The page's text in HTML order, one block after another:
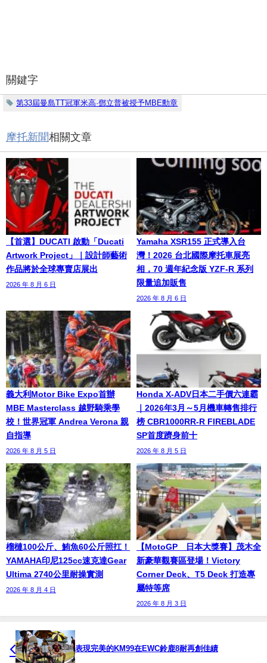
關鍵字
第33屆曼島TT冠軍米高·鄧立普被授予MBE勳章
摩托新聞相關文章
【首選】DUCATI 啟動「Ducati
Artwork Project」｜設計師藝術
作品將於全球專賣店展出
2026 年 8 月 6 日
Yamaha XSR155 正式導入台
灣！2026 台北國際摩托車展亮
相，70 週年紀念版 YZF-R 系列
限量追加販售
2026 年 8 月 6 日
義大利Motor Bike Expo首辦
MBE Masterclass 越野騎乘學
校！世界冠軍 Andrea Verona 親
自指導
2026 年 8 月 5 日
Honda X-ADV日本二手價六連霸
｜2026年3月～5月機車轉售排行
榜 CBR1000RR-R FIREBLADE
SP首度躋身前十
2026 年 8 月 5 日
榴槤100公斤、鮪魚60公斤照扛！
YAMAHA印尼125cc速克達Gear
Ultima 2740公里耐操實測
2026 年 8 月 4 日
【MotoGP™日本大獎賽】茂木全
新豪華觀賽區登場！Victory
Corner Deck、T5 Deck 打造專
屬特等席
2026 年 8 月 3 日
表現完美的KM99在EWC鈴鹿8耐再創佳績